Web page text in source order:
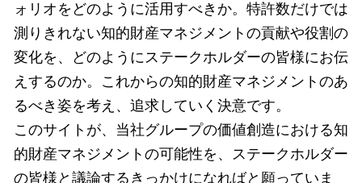
ォリオをどのように活用すべきか。特許数だけでは
測りきれない知的財産マネジメントの貢献や役割の
変化を、どのようにステークホルダーの皆様にお伝
えするのか。これからの知的財産マネジメントのあ
るべき姿を考え、追求していく決意です。
このサイトが、当社グループの価値創造における知
的財産マネジメントの可能性を、ステークホルダー
の皆様と議論するきっかけになればと願っていま